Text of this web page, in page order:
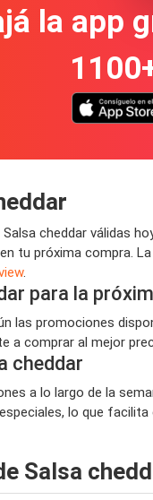
la app
cheddar válidas
tu próxima compra.
.
para la
las promociones
a comprar al mejor
cheddar
a lo largo de la
lo que
Salsa